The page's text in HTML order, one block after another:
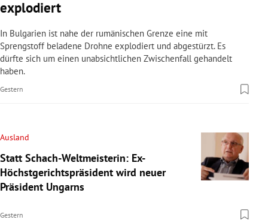
explodiert
In Bulgarien ist nahe der rumänischen Grenze eine mit
Sprengstoff beladene Drohne explodiert und abgestürzt. Es
dürfte sich um einen unabsichtlichen Zwischenfall gehandelt
haben.
Gestern
Ausland
Statt Schach-Weltmeisterin: Ex-
Höchstgerichtspräsident wird neuer
Präsident Ungarns
Gestern